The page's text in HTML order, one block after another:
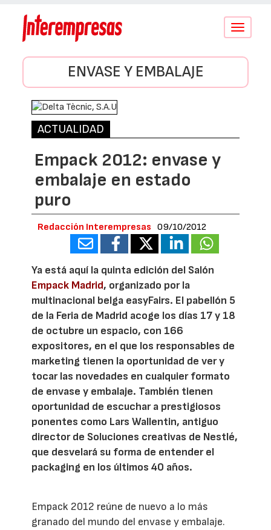
Conmutar
ENVASE Y EMBALAJE
ACTUALIDAD
Empack 2012: envase y
embalaje en estado
puro
Redacción Interempresas 09/10/2012
Ya está aquí la quinta edición del Salón
Empack Madrid, organizado por la
multinacional belga easyFairs. El pabellón 5
de la Feria de Madrid acoge los días 17 y 18
de octubre un espacio, con 166
expositores, en el que los responsables de
marketing tienen la oportunidad de ver y
tocar las novedades en cualquier formato
de envase y embalaje. También tienen
oportunidad de escuchar a prestigiosos
ponentes como Lars Wallentin, antiguo
director de Soluciones creativas de Nestlé,
que desvelará su forma de entender el
packaging en los últimos 40 años.
Empack 2012 reúne de nuevo a lo más
granado del mundo del envase y embalaje.